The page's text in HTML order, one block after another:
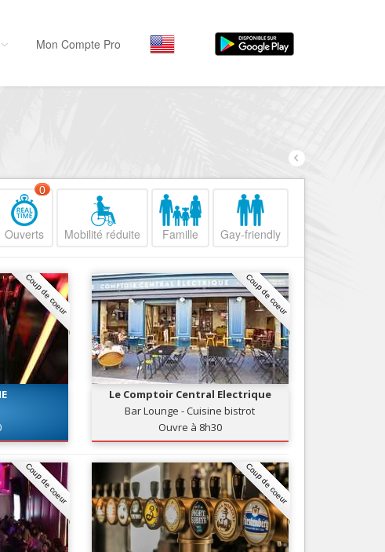
Musées, ...
Sortir
Commerces
Mode, ...
Loisirs
Plages, sports, ...
Services
Tourisme, ...
Nice Promenade du
Nice le Port
Nice le Vieux Nice
Nice les Collines Niçoises
Nice le petit Marais Niçois
Nice la plaine du Var
Nice le Carré d’Or
Nice Aéroport
Mon Compte Pro
Ouverts
0
Mobilité réduite Famille Gay-friendly
Coup de coeur Coup de coeur
Le Comptoir Central Electrique
Bar Lounge - Cuisine bistrot
Ouvre à 8h30
Coup de coeur Coup de coeur